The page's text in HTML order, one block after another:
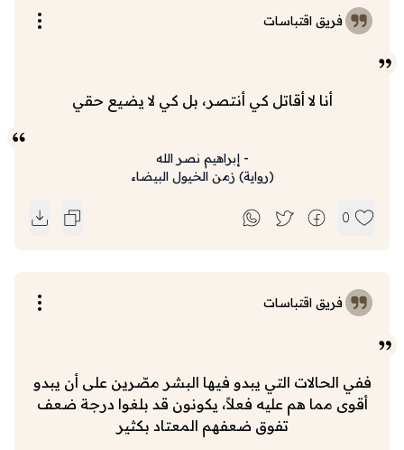
فريق اقتباسات
أنا لا أقاتل كي أنتصر، بل كي لا يضيع حقي
-إبراهيم نصر الله
(رواية) زمن الخيول البيضاء
0
فريق اقتباسات
ففي الحالات التي يبدو فيها البشر مصّرين على أن يبدو
أقوى مما هم عليه فعلاً، يكونون قد بلغوا درجة ضعف
تفوق ضعفهم المعتاد بكثير